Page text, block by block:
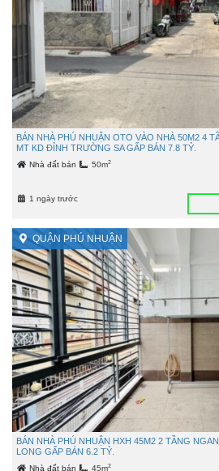
BÁN NHÀ PHÚ NHUẬN OTO VÀO NHÀ 50M2 4
MT KD ĐỈNH TRƯỜNG SA GẤP BÁN 7.8 TỶ.
Nhà đất bán 50m2
1 ngày trước
QUẬN PHÚ NHUẬN
BÁN NHÀ PHÚ NHUẬN HXH 45M2 2 TẦNG
LONG GẤP BÁN 6.2 TỶ.
Nhà đất bán 45m2